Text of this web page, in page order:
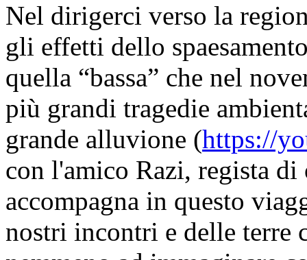
Nel dirigerci verso la
gli effetti dello
quella “bassa” che nel
più grandi tragedie
grande alluvione (https://
con l'amico Razi, regista
accompagna in questo
nostri incontri e delle terre